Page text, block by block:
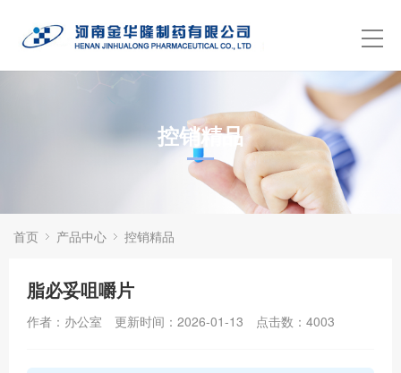
控销精品
首页 产品中心 控销精品
脂必妥咀嚼片
作者：办公室 更新时间：2026-01-13 点击数： 4003